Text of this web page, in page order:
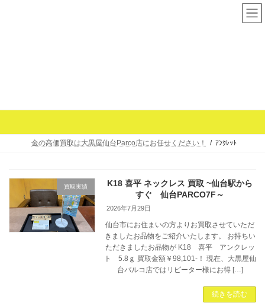
キ
に
金の高価買取は大黒屋仙台Parco店にお任せください！ ｱﾝｸﾚｯﾄ
買取実績
K18 喜平 ネックレス 買取 ~仙台駅から
すぐ 仙台PARCO7F～
2026年7月29日
仙台市にお住まいの方よりお買取させていただ
きましたお品物をご紹介いたします。 お持ちい
ただきましたお品物が K18 喜平 アンクレッ
ト 5.8ｇ 買取金額￥98,101-！ 現在、大黒屋仙
台パルコ店ではリピーター様にお得 […]
続きを読む